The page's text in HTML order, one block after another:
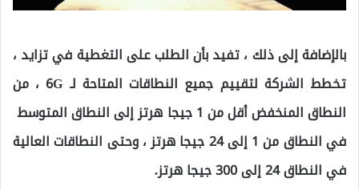
بالإضافة إلى ذلك ، تفيد بأن الطلب على التغطية في تزايد ،
تخطط الشركة لتقييم جميع النطاقات المتاحة لـ 6G ، من
النطاق المنخفض أقل من 1 جيجا هرتز إلى النطاق المتوسط ​​
في النطاق من 1 إلى 24 جيجا هرتز ، وحتى النطاقات العالية
في النطاق 24 إلى 300 جيجا هرتز.